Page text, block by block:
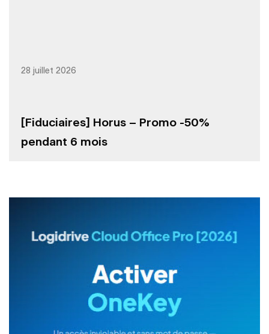
[Fiduciaires] Horus – Promo -50%
pendant 6 mois
28 juillet 2026